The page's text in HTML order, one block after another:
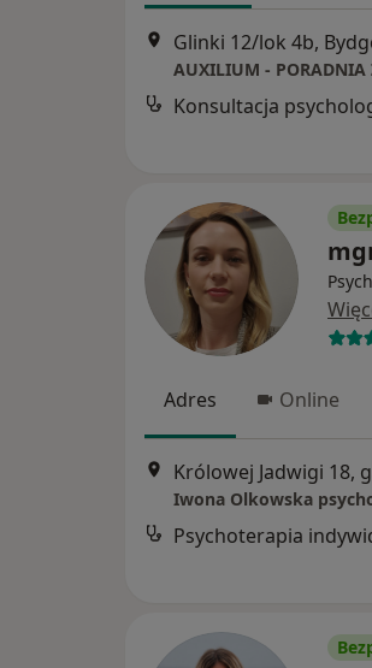
Glinki 12/lok 4b,
Konsultacja
Adres Online
Iwona Olkowska
Psychoterapia